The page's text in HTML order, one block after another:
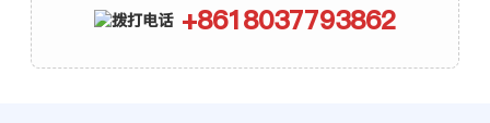
+8618037793862